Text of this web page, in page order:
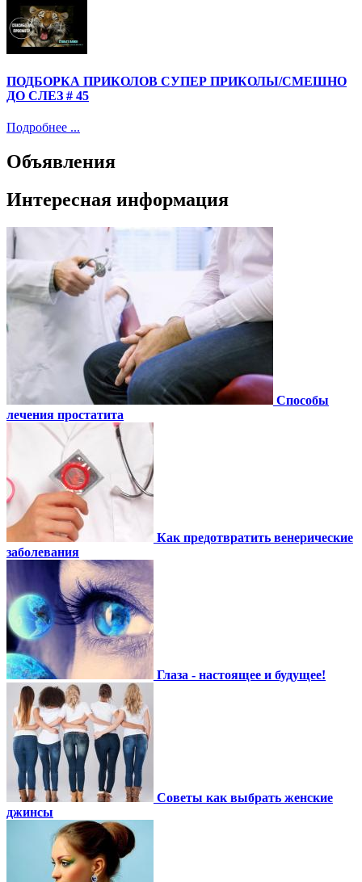
ПОДБОРКА ПРИКОЛОВ СУПЕР ПРИКОЛЫ/СМЕШНО
ДО СЛЕЗ # 45
Подробнее ...
Объявления
Интересная информация
Способы
лечения простатита
Как предотвратить венерические
заболевания
Глаза - настоящее и будущее!
Советы как выбрать женские
джинсы